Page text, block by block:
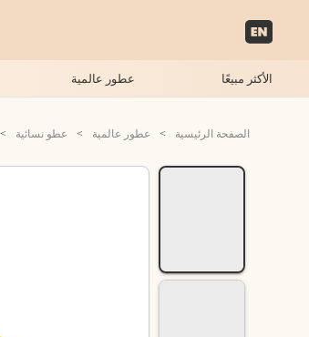
الأكثر مبيعًا عطور عالمية
الصفحة الرئيسية > عطور عالمية > عطو نسائية >